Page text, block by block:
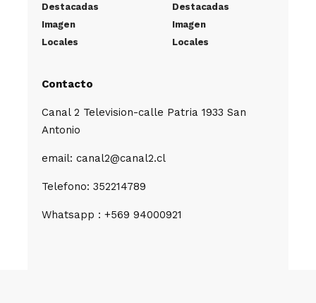
Destacadas
Imagen
Locales
Destacadas
Imagen
Locales
Contacto
Canal 2 Television-calle Patria 1933 San
Antonio
email: canal2@canal2.cl
Telefono: 352214789
Whatsapp : +569 94000921